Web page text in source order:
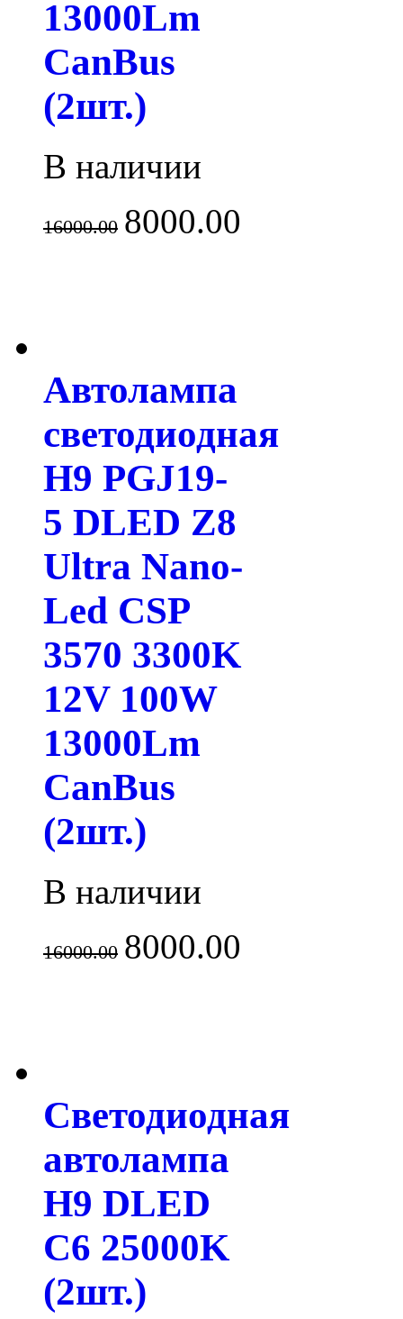
13000Lm
CanBus
(2шт.)
В наличии
16000.00 8000.00
Автолампа
светодиодная
H9 PGJ19-
5 DLED Z8
Ultra Nano-
Led CSP
3570 3300K
12V 100W
13000Lm
CanBus
(2шт.)
В наличии
16000.00 8000.00
Светодиодная
автолампа
H9 DLED
C6 25000K
(2шт.)